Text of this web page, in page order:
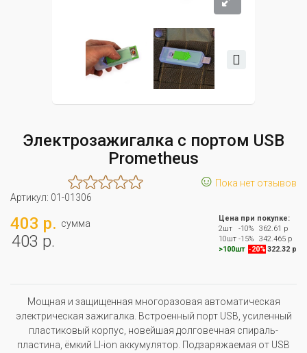
Электрозажигалка с портом USB
Prometheus
☺ Пока нет отзывов
Артикул: 01-01306
403 р. сумма
403 р.
Цена при покупке:
2шт
-10%
362.61 р
10шт -15%
342.465 р
>100шт -20% 322.32 р
Мощная и защищенная многоразовая автоматическая
электрическая зажигалка. Встроенный порт USB, усиленный
пластиковый корпус, новейшая долговечная спираль-
пластина, ёмкий LI-ion аккумулятор. Подзаряжаемая от USB